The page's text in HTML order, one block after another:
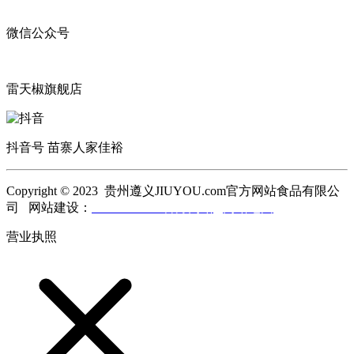
微信公众号
雷天椒旗舰店
抖音号 苗寨人家佳裕
Copyright © 2023 贵州遵义JIUYOU.com官方网站食品有限公
司 网站建设：
营业执照